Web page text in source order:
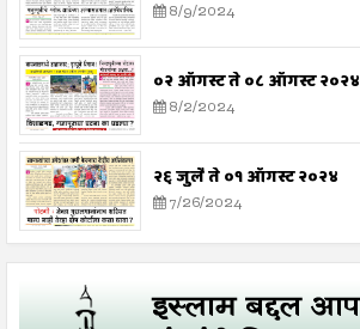
8/9/2024
०२ ऑगस्ट ते ०८ ऑगस्ट २०२४
8/2/2024
२६ जुलै ते ०१ ऑगस्ट २०२४
7/26/2024